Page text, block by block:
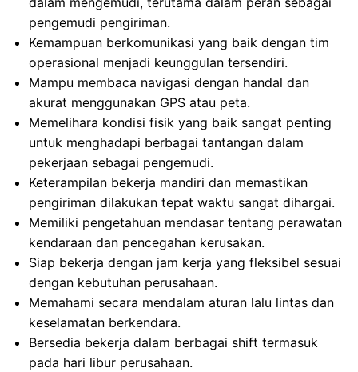
pengemudi pengiriman.
Kemampuan berkomunikasi yang baik dengan tim
operasional menjadi keunggulan tersendiri.
Mampu membaca navigasi dengan handal dan
akurat menggunakan GPS atau peta.
Memelihara kondisi fisik yang baik sangat penting
untuk menghadapi berbagai tantangan dalam
pekerjaan sebagai pengemudi.
Keterampilan bekerja mandiri dan memastikan
pengiriman dilakukan tepat waktu sangat dihargai.
Memiliki pengetahuan mendasar tentang perawatan
kendaraan dan pencegahan kerusakan.
Siap bekerja dengan jam kerja yang fleksibel sesuai
dengan kebutuhan perusahaan.
Memahami secara mendalam aturan lalu lintas dan
keselamatan berkendara.
Bersedia bekerja dalam berbagai shift termasuk
pada hari libur perusahaan.